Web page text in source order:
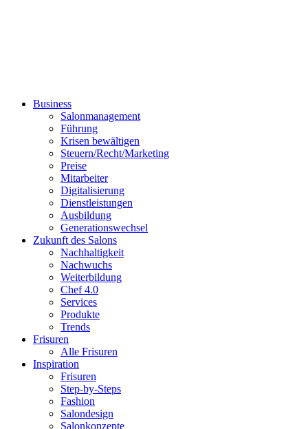
Business
Salonmanagement
Führung
Krisen bewältigen
Steuern/Recht/Marketing
Preise
Mitarbeiter
Digitalisierung
Dienstleistungen
Ausbildung
Generationswechsel
Zukunft des Salons
Nachhaltigkeit
Nachwuchs
Weiterbildung
Chef 4.0
Services
Produkte
Trends
Frisuren
Alle Frisuren
Inspiration
Frisuren
Step-by-Steps
Fashion
Salondesign
Salonkonzepte